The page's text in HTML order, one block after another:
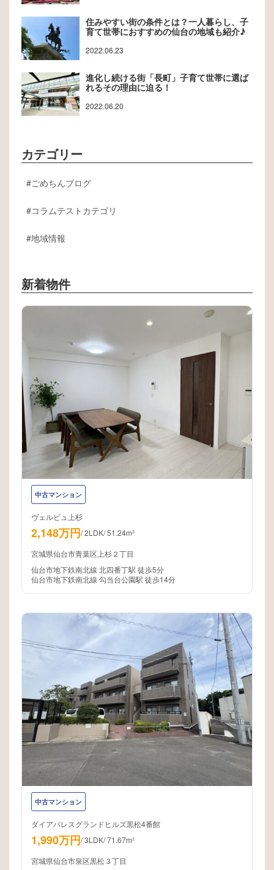
住みやすい街の条件とは？一人暮らし、子
育て世帯におすすめの仙台の地域も紹介♪
2022.06.23
進化し続ける街「長町」子育て世帯に選ば
れるその理由に迫る！
2022.06.20
カテゴリー
ごめちんブログ
コラムテストカテゴリ
地域情報
新着物件
中古マンション
ヴェルビュ上杉
2,148万円/2LDK/51.24m²
宮城県仙台市青葉区上杉２丁目
仙台市地下鉄南北線 北四番丁駅 徒歩5分
仙台市地下鉄南北線 勾当台公園駅 徒歩14分
中古マンション
ダイアパレスグランドヒルズ黒松4番館
1,990万円/3LDK/71.67m²
宮城県仙台市泉区黒松３丁目